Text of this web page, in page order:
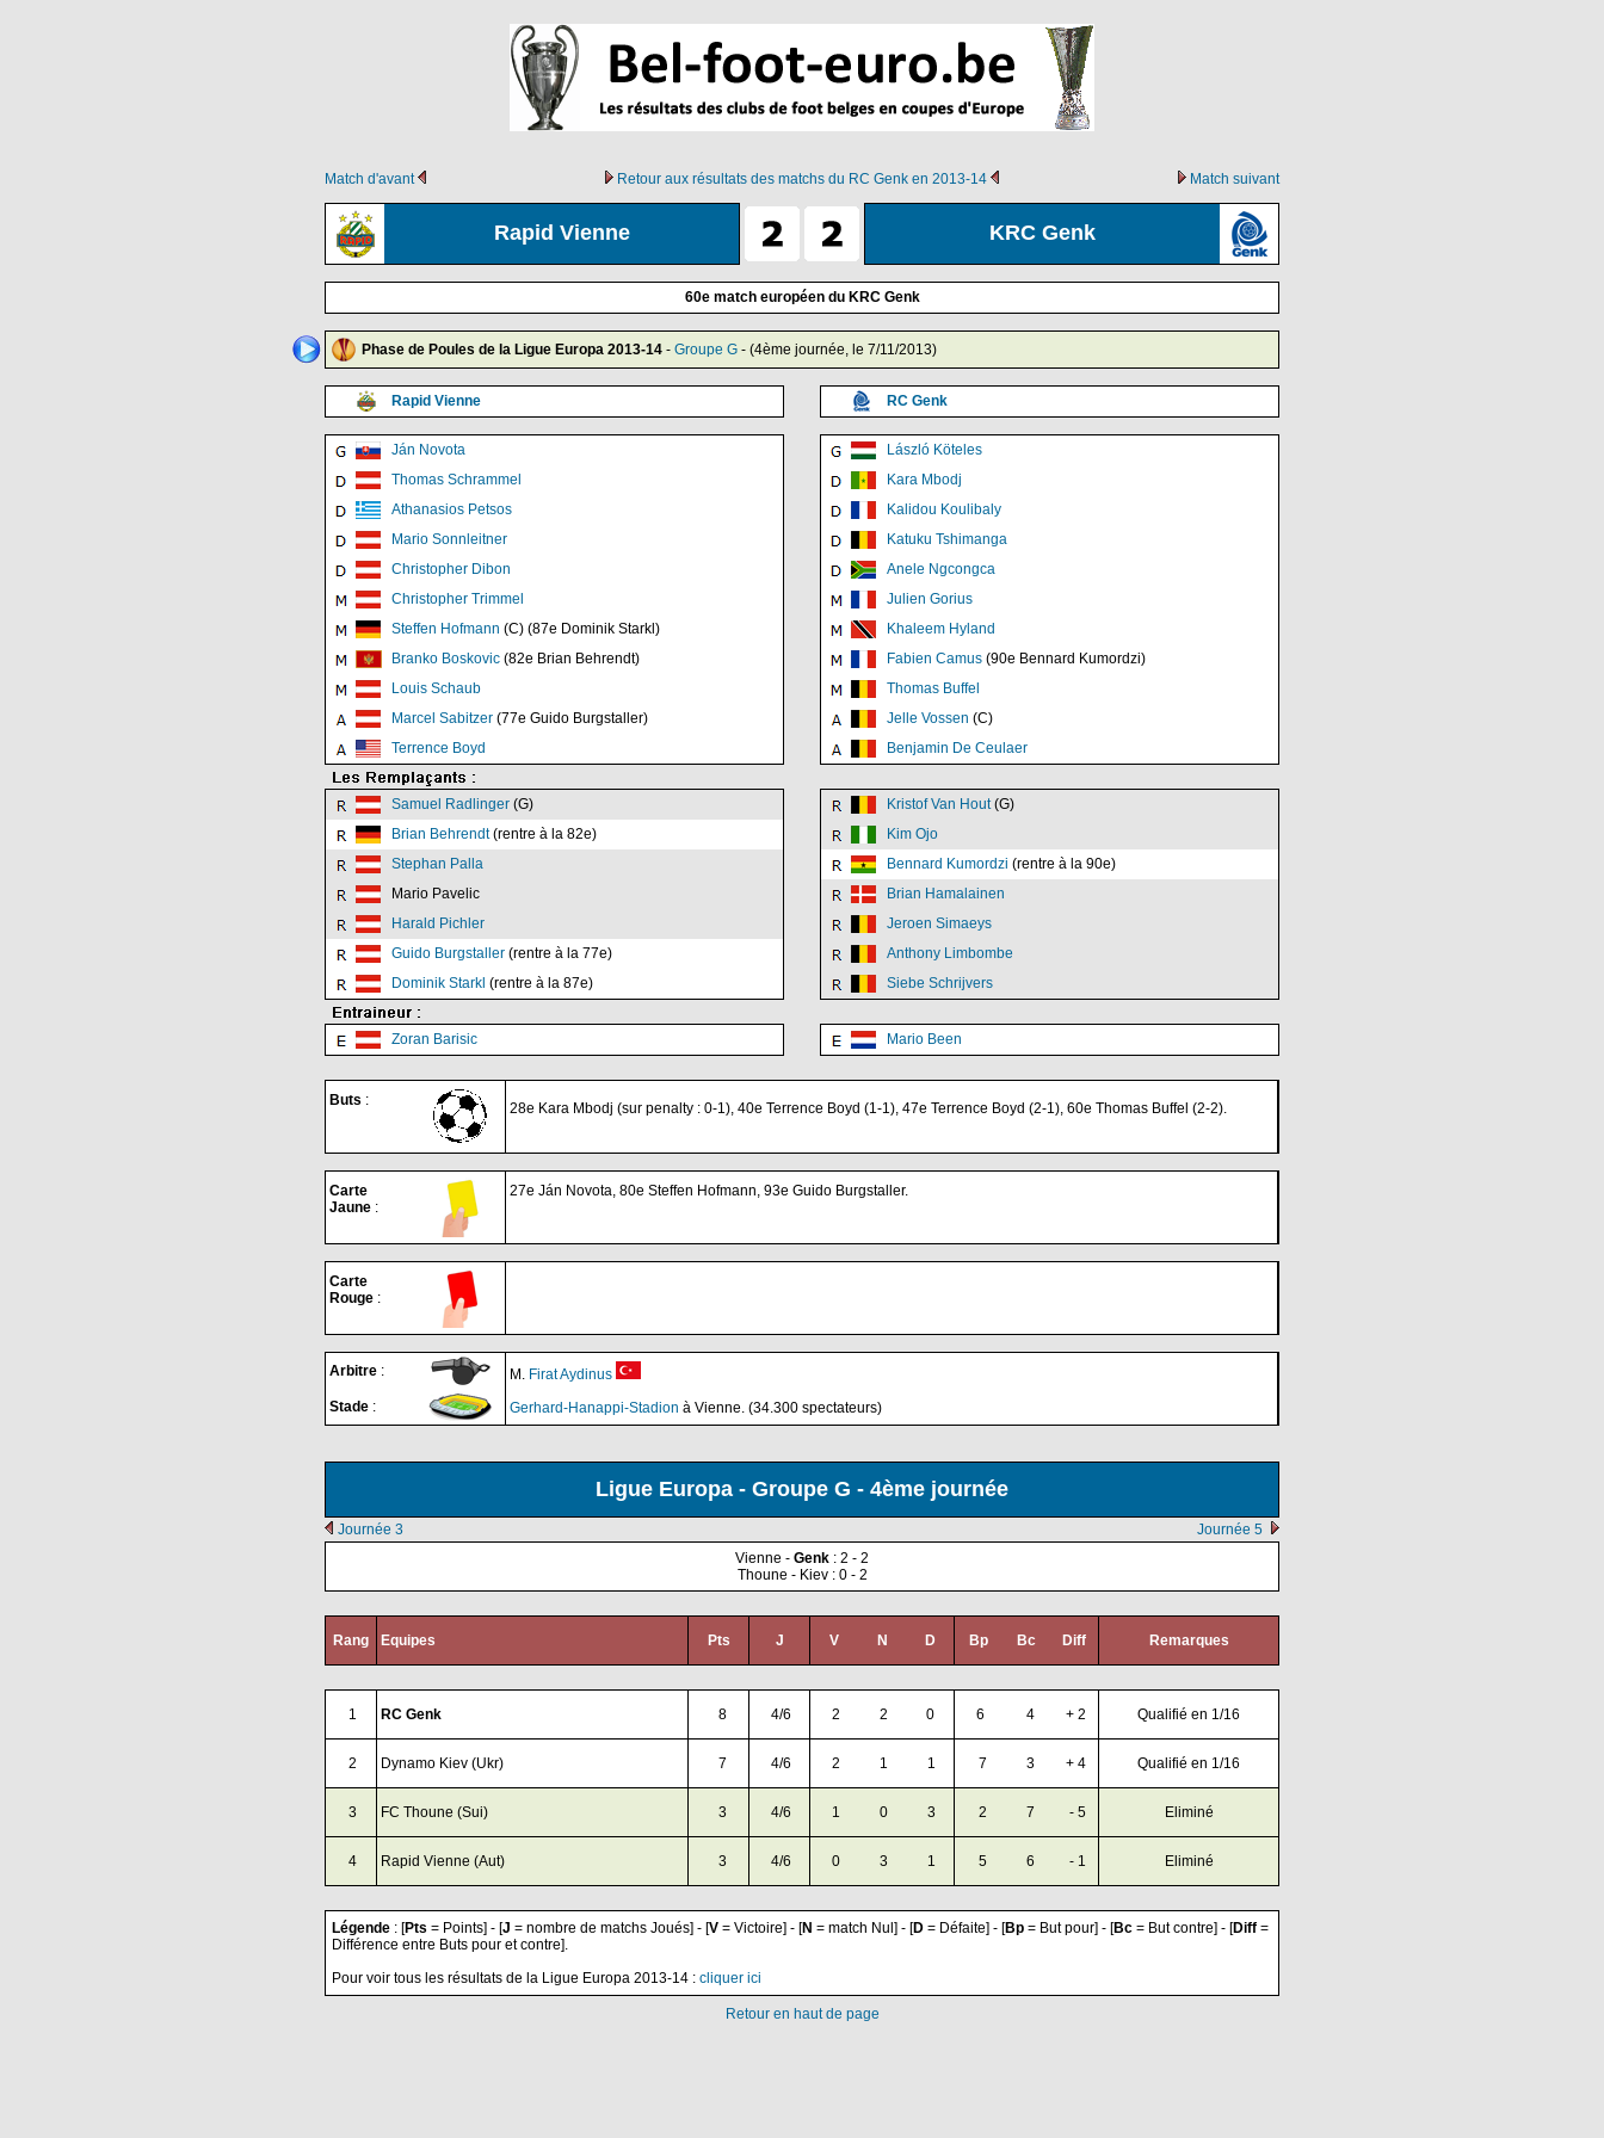
Match d'avant Retour aux résultats des matchs du RC Genk en 2013-14 Match suivant
Rapid Vienne KRC Genk
60e match européen du KRC Genk
Phase de Poules de la Ligue Europa 2013-14 - Groupe G - (4ème journée, le 7/11/2013)
Rapid Vienne RC Genk
Ján Novota
László Köteles
Thomas Schrammel
Kara Mbodj
Athanasios Petsos
Kalidou Koulibaly
Mario Sonnleitner
Katuku Tshimanga
Christopher Dibon
Anele Ngcongca
Christopher Trimmel
Julien Gorius
Steffen Hofmann (C) (87e Dominik Starkl)
Khaleem Hyland
Branko Boskovic (82e Brian Behrendt) Fabien Camus (90e Bennard Kumordzi)
Louis Schaub
Thomas Buffel
Marcel Sabitzer (77e Guido Burgstaller) Jelle Vossen (C)
Terrence Boyd
Benjamin De Ceulaer
Samuel Radlinger (G) Kristof Van Hout(G)
Brian Behrendt(rentre à la 82e)
Kim Ojo
Stephan Palla
Bennard Kumordzi (rentre à la 90e)
Mario Pavelic
Brian Hamalainen
Harald Pichler
Jeroen Simaeys
Guido Burgstaller (rentre à la 77e)
Anthony Limbombe
Dominik Starkl (rentre à la 87e) Siebe Schrijvers
Zoran Barisic Mario Been
Buts : 28e Kara Mbodj (sur penalty : 0-1), 40e Terrence Boyd (1-1), 47e Terrence Boyd (2-1), 60e Thomas Buffel (2-2).
Carte
Jaune :
27e Ján Novota, 80e Steffen Hofmann, 93e Guido Burgstaller.
Carte
Rouge :
Arbitre :
Stade :
M. Firat Aydinus
Gerhard-Hanappi-Stadion à Vienne. (34.300 spectateurs)
Ligue Europa - Groupe G - 4ème journée
Journée 3
Journée 5
Vienne - Genk : 2 - 2
Thoune - Kiev : 0 - 2
Rang Equipes Pts J V N D Bp Bc Diff Remarques
1 RC Genk 8 4/6 2 2 0 6 4 + 2 Qualifié en 1/16
2 Dynamo Kiev (Ukr) 7 4/6 2 1 1 7 3 + 4 Qualifié en 1/16
3 FC Thoune (Sui) 3 4/6 1 0 3 2 7 - 5 Eliminé
4 Rapid Vienne (Aut) 3 4/6 0 3 1 5 6 - 1 Eliminé
Légende : [Pts = Points] - [J = nombre de matchs Joués] - [V = Victoire] - [N = match Nul] - [D = Défaite] - [Bp = But pour] - [Bc = But contre] - [Diff =
Différence entre Buts pour et contre].
Pour voir tous les résultats de la Ligue Europa 2013-14 : cliquer ici
Retour en haut de page